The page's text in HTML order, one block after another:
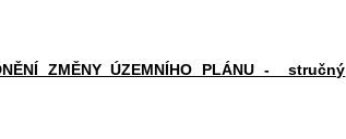
ZMĚNY ÚZEMNÍHO PLÁNU - stručný